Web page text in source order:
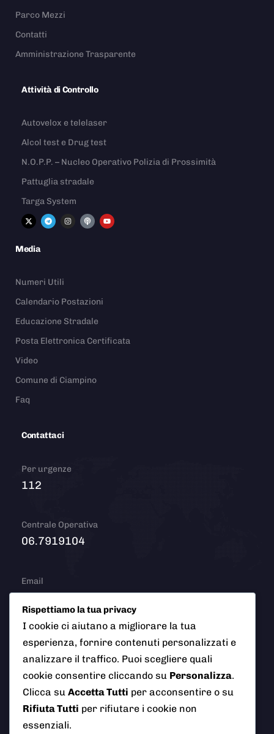
Parco Mezzi
Contatti
Amministrazione Trasparente
Attività di Controllo
Autovelox e telelaser
Alcol test e Drug test
N.O.P.P. – Nucleo Operativo Polizia di Prossimità
Pattuglia stradale
Targa System
Media
Numeri Utili
Calendario Postazioni
Educazione Stradale
Posta Elettronica Certificata
Video
Comune di Ciampino
Faq
Contattaci
Per urgenze
112
Centrale Operativa
06.7919104
Email
© 2026 Polizia Locale del Comune di Ciampino (Roma). Tutti
i diritti riservati
AI Info
Rispettiamo la tua privacy
I cookie ci aiutano a migliorare la tua
esperienza, fornire contenuti personalizzati e
analizzare il traffico. Puoi scegliere quali
cookie consentire cliccando su Personalizza.
Clicca su Accetta Tutti per acconsentire o su
Rifiuta Tutti per rifiutare i cookie non
essenziali.